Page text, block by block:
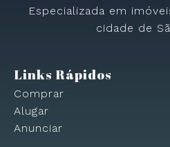
Especializada em
cidade de
Links Rápidos
Comprar
Alugar
Anunciar